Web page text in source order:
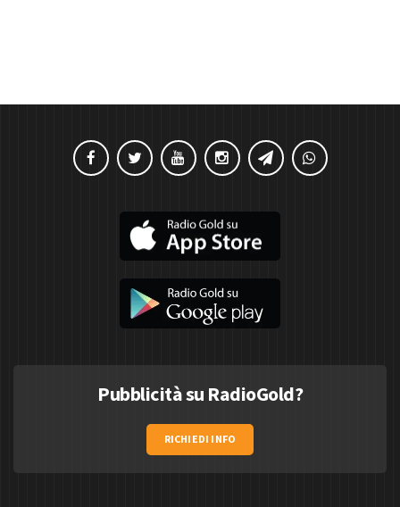
Pubblicità su RadioGold?
RICHIEDI INFO